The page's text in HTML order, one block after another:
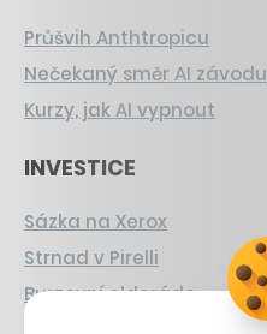
Průšvih Anthtropicu
Nečekaný směr AI závodu
Kurzy, jak AI vypnout
INVESTICE
Sázka na Xerox
Strnad v Pirelli
Burzovní eldorádo